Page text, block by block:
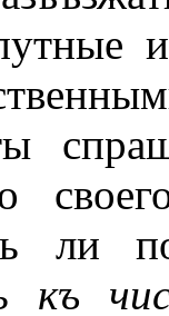
ли
къ